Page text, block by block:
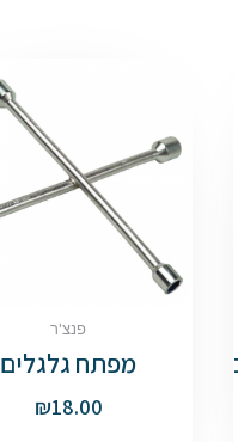
פנצ'ר
מפתח גלגלים
₪18.00